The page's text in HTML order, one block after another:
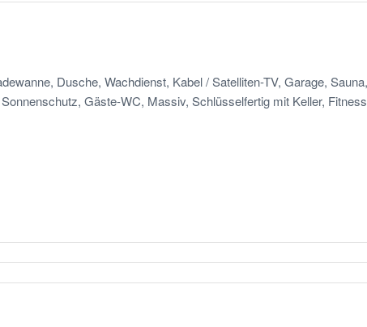
Dusche, Wachdienst, Kabel / Satelliten-TV, Garage,
Gäste-WC, Massiv, Schlüsselfertig mit Keller,